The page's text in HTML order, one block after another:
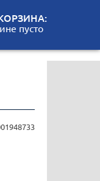
пусто